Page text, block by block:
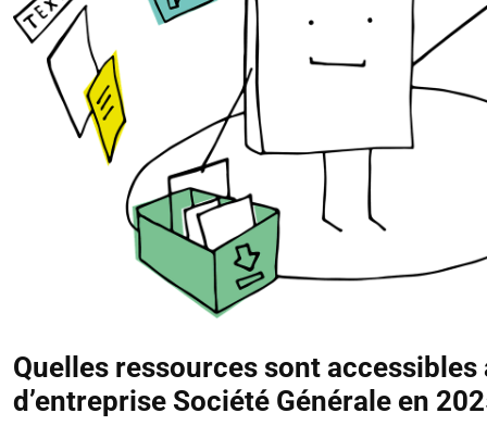
Quelles ressources sont
d’entreprise Société Générale en